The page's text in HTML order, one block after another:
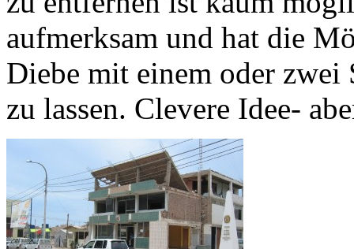
aufmerksam und hat die
Diebe mit einem oder zwei
zu lassen. Clevere Idee-